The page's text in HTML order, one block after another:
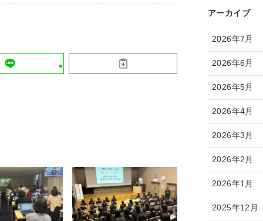
アーカイブ
2026年7月
2026年6月
2026年5月
2026年4月
2026年3月
2026年2月
2026年1月
2025年12月